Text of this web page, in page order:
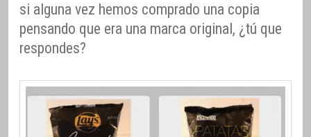
si alguna vez hemos comprado una copia
pensando que era una marca original, ¿tú que
respondes?